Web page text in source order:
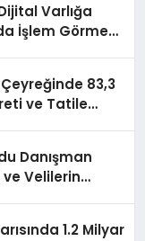
Varlığa
İşlem Görmesi
Çeyreğinde 83,3
ve Tatile
Danışman
Velilerin
1.2 Milyar